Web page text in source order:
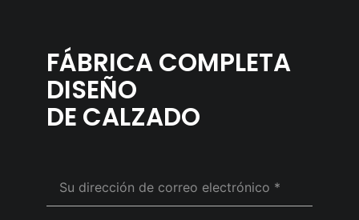
FÁBRICA COMPLETA
DISEÑO
DE CALZADO